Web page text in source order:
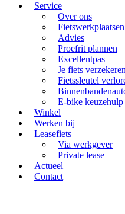
Service
Over ons
Fietswerkplaatsen
Advies
Proefrit plannen
Excellentpas
Je fiets verzekeren
Fietssleutel
E-bike keuzehulp
Winkel
Werken bij
Leasefiets
Via werkgever
Private lease
Actueel
Contact